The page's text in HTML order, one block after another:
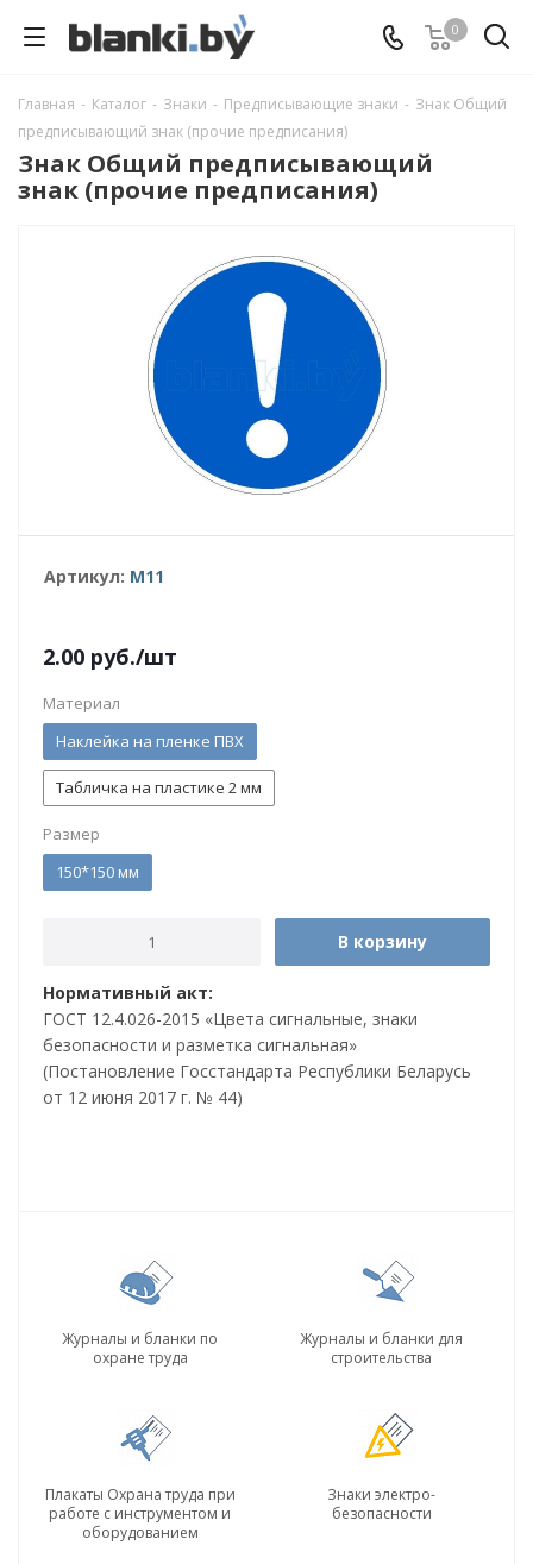
0
Главная - Каталог - Знаки - Предписывающие знаки - Знак Общий
предписывающий знак (прочие предписания)
Знак Общий предписывающий
знак (прочие предписания)
Артикул: M11
2.00 руб./шт
Материал
Наклейка на пленке ПВХ
Табличка на пластике 2 мм
Размер
150*150 мм
В корзину
Нормативный акт:
ГОСТ 12.4.026-2015 «Цвета сигнальные, знаки
безопасности и разметка сигнальная»
(Постановление Госстандарта Республики Беларусь
от 12 июня 2017 г. № 44)
Журналы и бланки по
охране труда
Журналы и бланки для
строительства
Плакаты Охрана труда при
работе с инструментом и
оборудованием
Знаки электро-
безопасности